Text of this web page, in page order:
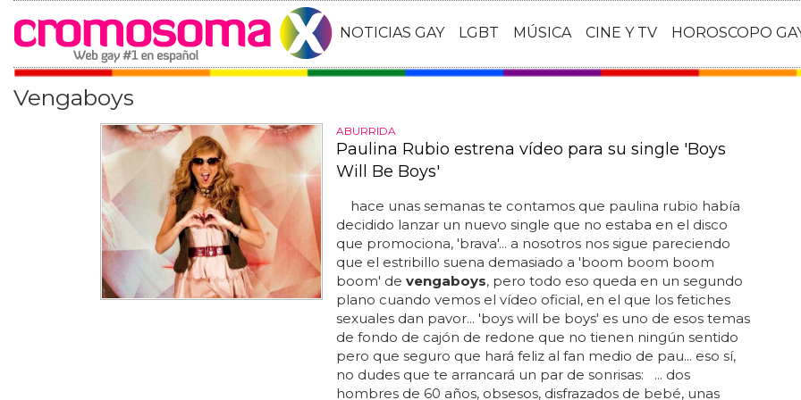
NOTICIAS GAY LGBT MÚSICA CINE Y TV HOROSCOPO
Vengaboys
ABURRIDA
Paulina Rubio estrena vídeo para su single 'Boys
Will Be Boys'
hace unas semanas te contamos que paulina rubio había
decidido lanzar un nuevo single que no estaba en el disco
que promociona, 'brava'... a nosotros nos sigue pareciendo
que el estribillo suena demasiado a 'boom boom boom
boom' de vengaboys, pero todo eso queda en un segundo
plano cuando vemos el vídeo oficial, en el que los fetiches
sexuales dan pavor... 'boys will be boys' es uno de esos temas
de fondo de cajón de redone que no tienen ningún sentido
pero que seguro que hará feliz al fan medio de pau... eso sí,
no dudes que te arrancará un par de sonrisas: ... dos
hombres de 60 años, obsesos, disfrazados de bebé, unas